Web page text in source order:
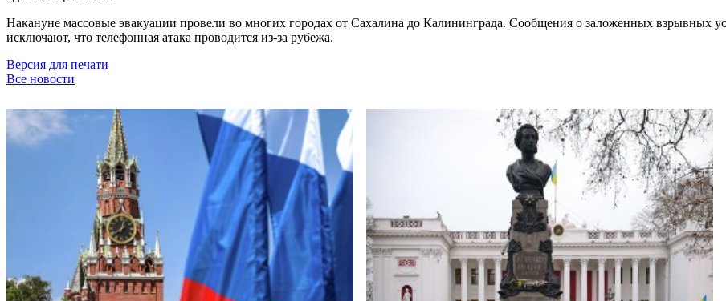
Накануне массовые эвакуации провели во многих городах от Сахалина до Калининграда. Сообщения о заложенных взрывных
исключают, что телефонная атака проводится из-за рубежа.
Версия для печати
Все новости